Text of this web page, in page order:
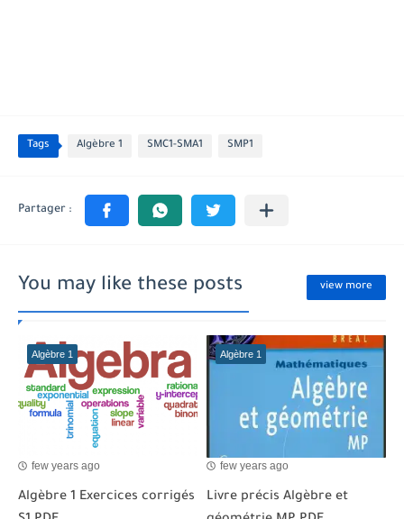
Tags Algèbre 1 SMC1-SMA1 SMP1
You may like these posts view more
Algèbre 1
few years ago
Algèbre 1 Exercices corrigés
Algèbre 1
few years ago
Livre précis Algèbre et